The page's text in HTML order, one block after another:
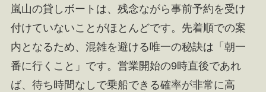
嵐山の貸しボートは、残念ながら事前予約を受け
付けていないことがほとんどです。先着順での案
内となるため、混雑を避ける唯一の秘訣は「朝一
番に行くこと」です。営業開始の9時直後であれ
ば、待ち時間なしで乗船できる確率が非常に高